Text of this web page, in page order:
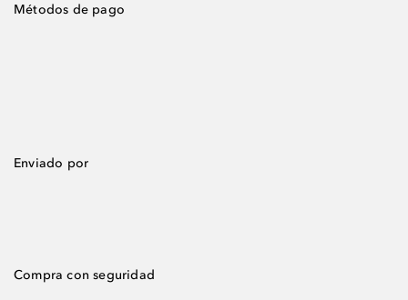
Métodos de pago
Enviado por
Compra con seguridad